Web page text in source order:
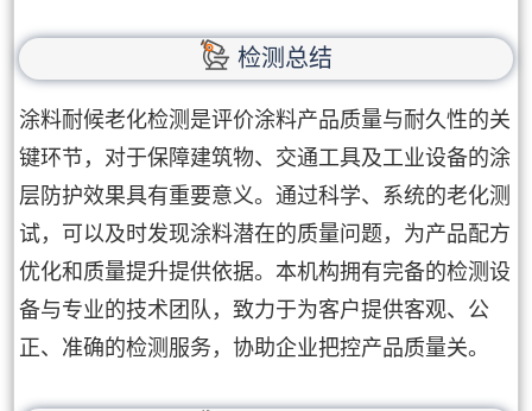
检测总结
涂料耐候老化检测是评价涂料产品质量与耐久性的关
键环节，对于保障建筑物、交通工具及工业设备的涂
层防护效果具有重要意义。通过科学、系统的老化测
试，可以及时发现涂料潜在的质量问题，为产品配方
优化和质量提升提供依据。本机构拥有完备的检测设
备与专业的技术团队，致力于为客户提供客观、公
正、准确的检测服务，协助企业把控产品质量关。